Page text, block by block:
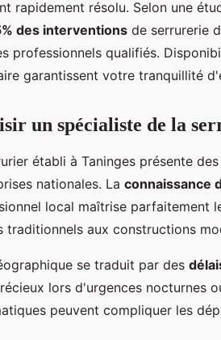
rapidement résolu. Selon une
des interventions de serrurerie
professionnels qualifiés.
garantissent votre tranquillité
un spécialiste de la
établi à Taninges présente
nationales. La connaissance
local maîtrise parfaitement
traditionnels aux constructions
se traduit par des
lors d'urgences nocturnes
peuvent compliquer les